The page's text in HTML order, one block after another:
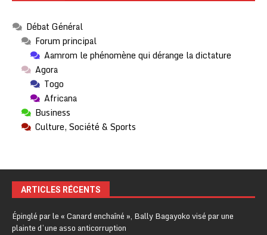
Débat Général
Forum principal
Aamrom le phénomène qui dérange la dictature
Agora
Togo
Africana
Business
Culture, Société & Sports
ARTICLES RÉCENTS
Épinglé par le « Canard enchaîné », Bally Bagayoko visé par une
plainte d’une asso anticorruption